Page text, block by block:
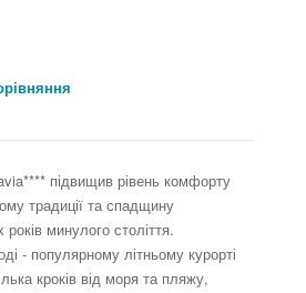
підвищив рівень комфорту
традиції та спадщину
років минулого століття.
- популярному літньому курорті
кроків від моря та пляжу,